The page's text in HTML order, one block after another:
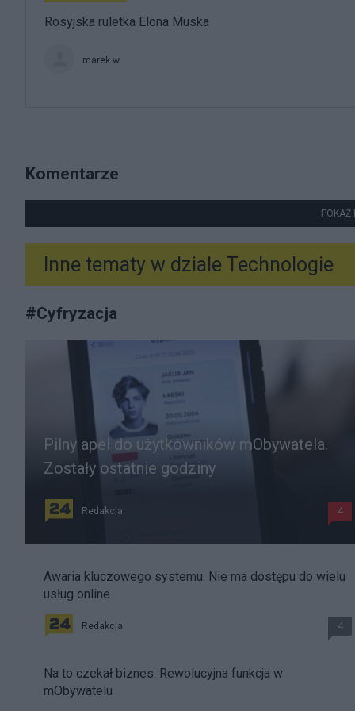
Rosyjska ruletka Elona Muska
marek.w
Komentarze
POKAŻ
Inne tematy w dziale Technologie
#Cyfryzacja
Pilny apel do użytkowników mObywatela.
Zostały ostatnie godziny
Redakcja 4
Awaria kluczowego systemu. Nie ma dostępu do wielu
usług online
Redakcja 4
Na to czekał biznes. Rewolucyjna funkcja w
mObywatelu